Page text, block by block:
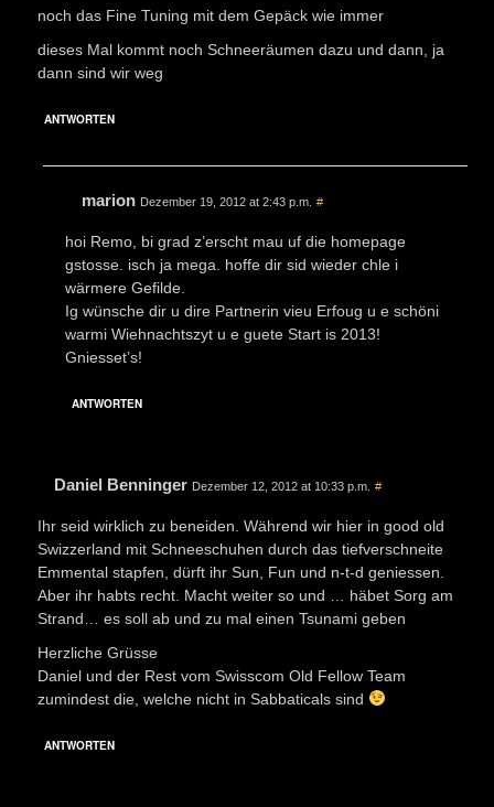
noch das Fine Tuning mit dem Gepäck wie immer
dieses Mal kommt noch Schneeräumen dazu und dann, ja
dann sind wir weg
ANTWORTEN
marion Dezember 19, 2012 at 2:43 p.m. #
hoi Remo, bi grad z’erscht mau uf die homepage
gstosse. isch ja mega. hoffe dir sid wieder chle i
wärmere Gefilde.
Ig wünsche dir u dire Partnerin vieu Erfoug u e schöni
warmi Wiehnachtszyt u e guete Start is 2013!
Gniesset’s!
ANTWORTEN
Daniel Benninger Dezember 12, 2012 at 10:33 p.m. #
Ihr seid wirklich zu beneiden. Während wir hier in good old
Swizzerland mit Schneeschuhen durch das tiefverschneite
Emmental stapfen, dürft ihr Sun, Fun und n-t-d geniessen.
Aber ihr habts recht. Macht weiter so und … häbet Sorg am
Strand… es soll ab und zu mal einen Tsunami geben
Herzliche Grüsse
Daniel und der Rest vom Swisscom Old Fellow Team
zumindest die, welche nicht in Sabbaticals sind
ANTWORTEN